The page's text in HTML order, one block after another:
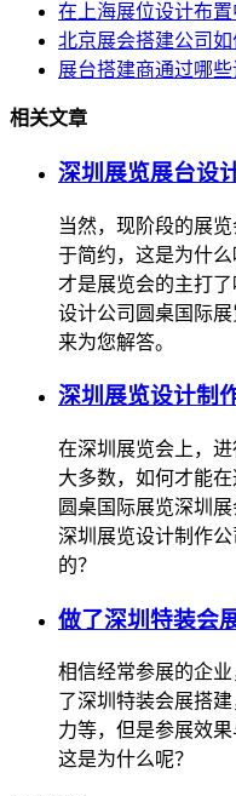
在上海展位设计布置
北京展会搭建公司
展台搭建商通过哪
相关文章
深圳展览展台设
当然，现阶段的展
于简约，这是为什
才是展览会的主打
设计公司圆桌国际
来为您解答。
深圳展览设计制
在深圳展览会上，
大多数，如何才能
圆桌国际展览深圳
深圳展览设计制作
的？
做了深圳特装会
相信经常参展的企
了深圳特装会展搭
力等，但是参展效
这是为什么呢？